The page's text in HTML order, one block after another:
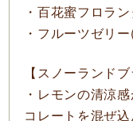
・百花蜜フロラ
・フルーツゼリ
【スノーランド
・レモンの清涼
コレートを混ぜ